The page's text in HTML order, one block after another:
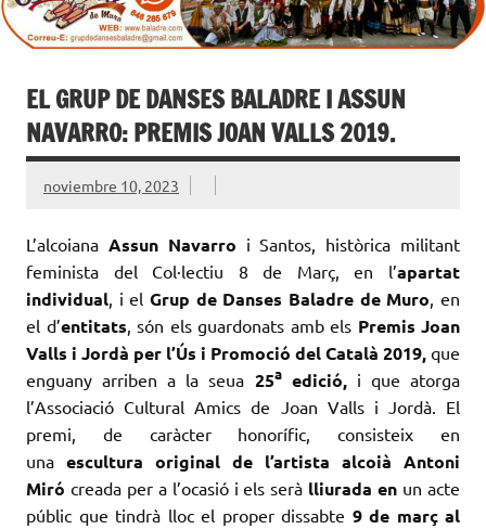
EL GRUP DE DANSES BALADRE I ASSUN
NAVARRO: PREMIS JOAN VALLS 2019.
noviembre 10, 2023
L’alcoiana Assun Navarro i Santos, històrica militant
feminista del Col·lectiu 8 de Març, en l’apartat
individual , i el Grup de Danses Baladre de Muro , en
el d’entitats , són els guardonats amb els Premis Joan
Valls i Jordà per l’Ús i Promoció del Català 2019, que
enguany arriben a la seua 25aedició, i que atorga
l’Associació Cultural Amics de Joan Valls i Jordà. El
premi, de caràcter honorífic, consisteix en
una escultura original de l’artista alcoià Antoni
Miró creada per a l’ocasió i els serà lliurada en un acte
públic que tindrà lloc el proper dissabte 9 de març al